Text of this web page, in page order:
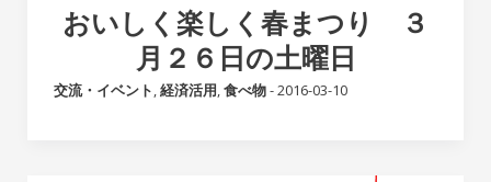
おいしく楽しく春まつり ３
月２６日の土曜日
交流・イベント,経済活用,食べ物-2016-03-10